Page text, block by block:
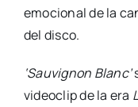
emocional de la
del disco.
‘Sauvignon Blanc’
videoclip de la era